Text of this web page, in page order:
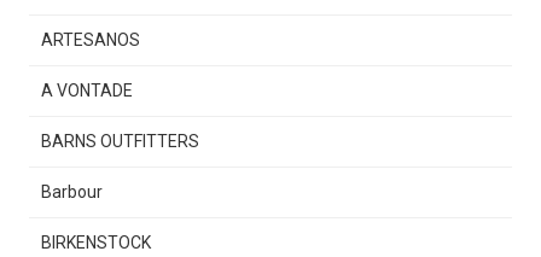
ARTESANOS
A VONTADE
BARNS OUTFITTERS
Barbour
BIRKENSTOCK